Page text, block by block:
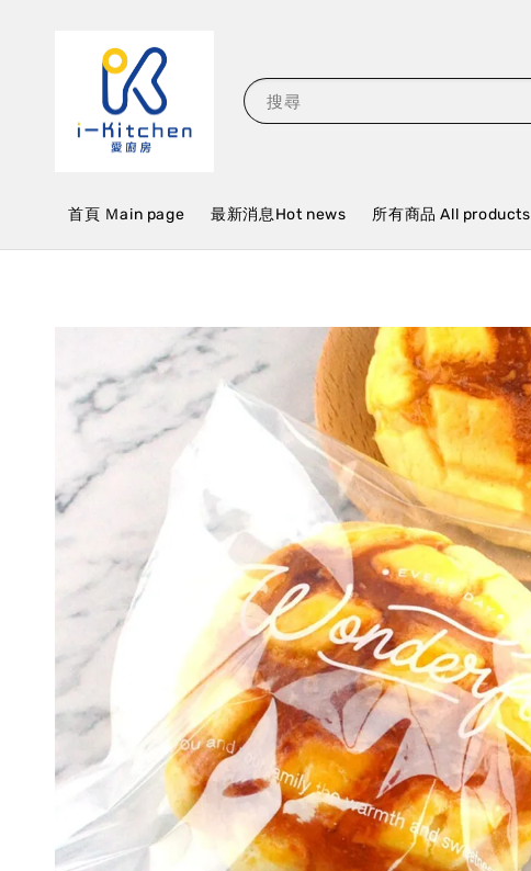
搜尋
首頁 Ｍain page 最新消息Hot news 所有商品 All products